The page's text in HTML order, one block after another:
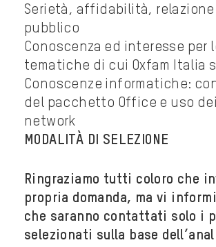
Serietà, affidabilità,
pubblico
Conoscenza ed interesse per
tematiche di cui Oxfam Italia
Conoscenze informatiche:
del pacchetto Office e uso
network
MODALITÀ DI SELEZIONE
Ringraziamo tutti coloro che
propria domanda, ma vi
che saranno contattati solo i
selezionati sulla base